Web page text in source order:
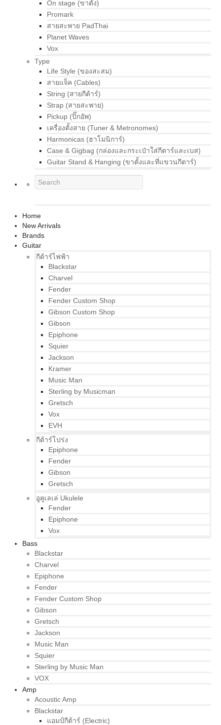
On stage (ขาตั้ง)
Promark
สายสะพาย PadThai
Planet Waves
Vox
Type
Life Style (ของสะสม)
สายแจ็ค (Cables)
String (สายกีต้าร์)
Strap (สายสะพาย)
Pickup (ปิ๊กอัพ)
เครื่องตั้งสาย (Tuner & Metronomes)
Harmonicas (ฮาโมนิการ์)
Case & Gigbag (กล่องและกระเป๋าใส่กีตาร์และเบส)
Guitar Stand & Hanging (ขาตั้งและที่แขวนกีตาร์)
Home
New Arrivals
Brands
Guitar
กีต้าร์ไฟฟ้า
Blackstar
Charvel
Fender
Fender Custom Shop
Gibson Custom Shop
Gibson
Epiphone
Squier
Jackson
Kramer
Music Man
Sterling by Musicman
Gretsch
Vox
EVH
กีต้าร์โปร่ง
Epiphone
Fender
Gibson
Gretsch
อูคูเลเล่ Ukulele
Fender
Epiphone
Vox
Bass
Blackstar
Charvel
Epiphone
Fender
Fender Custom Shop
Gibson
Gretsch
Jackson
Music Man
Squier
Sterling by Music Man
VOX
Amp
Acoustic Amp
Blackstar
แอมป์กีต้าร์ (Electric)